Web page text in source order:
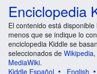
Enciclopedia
El contenido está
menos que se indique lo
enciclopedia Kiddle se
seleccionados de Wikipedia
MediaWiki.
Kiddle Español
English